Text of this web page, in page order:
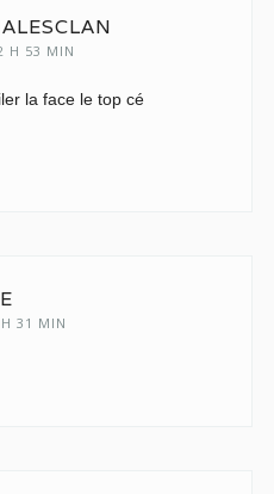
H 53 MIN
la face le top cé
31 MIN